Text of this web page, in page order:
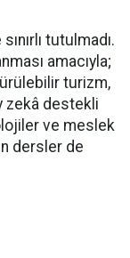
tutulmadı.
amacıyla;
turizm,
zekâ destekli
ve meslek
dersler de